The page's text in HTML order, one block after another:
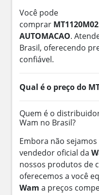
Você pode
comprar
AUTOMACAO.
Brasil, oferecendo
confiável.
Qual é o preço do
Quem é o
Wam no Brasil?
Embora não
vendedor oficial da
nossos produtos de
oferecemos a você
Wam a preços